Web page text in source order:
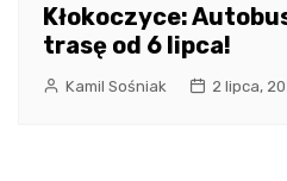
Kłokoczyce:
trasę od 6 lipca!
Kamil Sośniak 2 lipca,